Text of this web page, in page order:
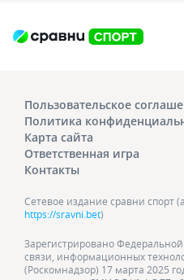
Пользовательское
Политика
Карта сайта
Ответственная игра
Контакты
Сетевое издание сравни спорт
https://sravni.bet)
Зарегистрировано
связи, информационных
(Роскомнадзор) 17 марта 2025